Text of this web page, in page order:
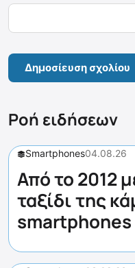
Ροή ειδήσεων
Smartphones04.08.26
Από το 2012
ταξίδι της
smartphones